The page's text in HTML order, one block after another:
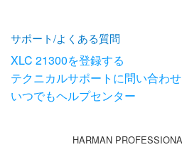
サポート/よくある質問
XLC 21300を登録する
テクニカルサポートに問い合わ
いつでもヘルプセンター
HARMAN